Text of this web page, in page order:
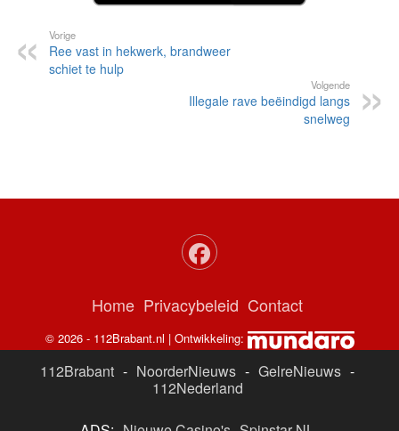
Vorige
Ree vast in hekwerk, brandweer
schiet te hulp
Volgende
Illegale rave beëindigd langs
snelweg
Home Privacybeleid Contact
© 2026 - 112Brabant.nl | Ontwikkeling:
112Brabant - NoorderNieuws - GelreNieuws -
112Nederland